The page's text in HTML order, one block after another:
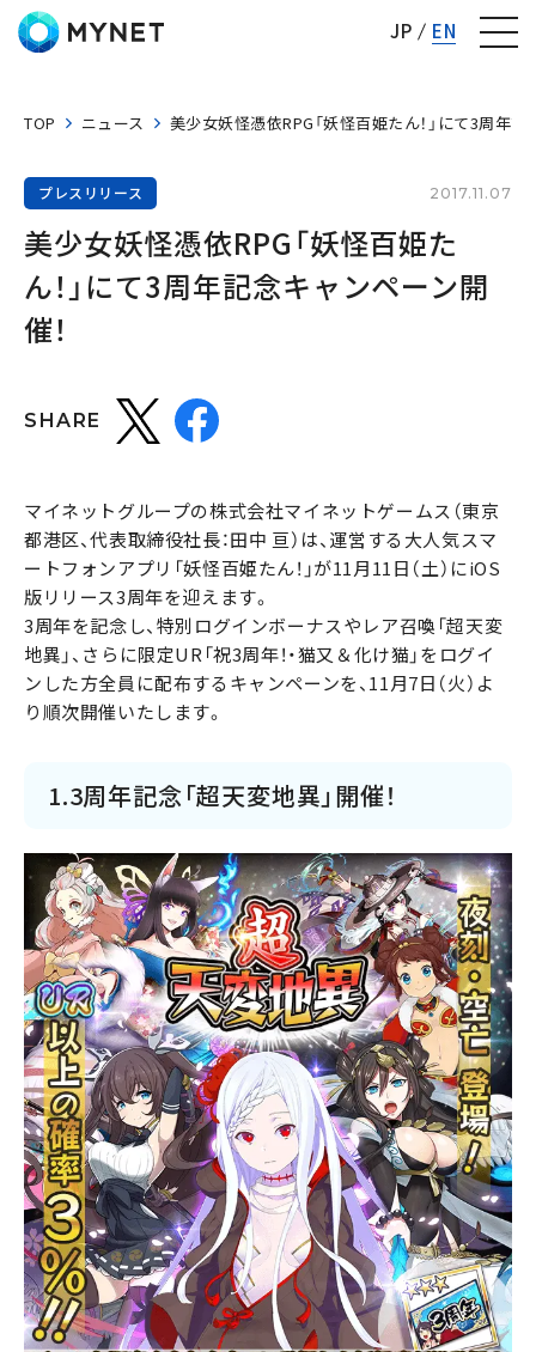
JP EN
TOP ニュース 美少女妖怪憑依RPG「妖怪百姫たん！」にて3周年記
プレスリリース 2017.11.07
美少女妖怪憑依RPG「妖怪百姫た
ん！」にて3周年記念キャンペーン開
催！
SHARE
マイネットグループの株式会社マイネットゲームス（東京
都港区、代表取締役社長：田中 亘）は、運営する大人気スマ
ートフォンアプリ「妖怪百姫たん！」が11月11日（土）にiOS
版リリース3周年を迎えます。
3周年を記念し、特別ログインボーナスやレア召喚「超天変
地異」、さらに限定UR「祝3周年！・猫又＆化け猫」をログイ
ンした方全員に配布するキャンペーンを、11月7日（火）よ
り順次開催いたします。
1.3周年記念「超天変地異」開催！